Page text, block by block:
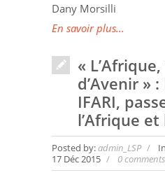
Dany Morsilli
En savoir plus...
«
d’Avenir »
IFARI,
l’Afrique et
Posted by:admin_LSP
17 Déc 2015
0 comments